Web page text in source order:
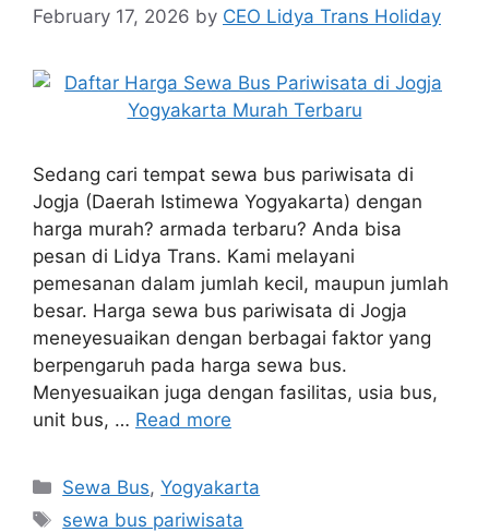
February 17, 2026 by CEO Lidya Trans Holiday
Sedang cari tempat sewa bus pariwisata di
Jogja (Daerah Istimewa Yogyakarta) dengan
harga murah? armada terbaru? Anda bisa
pesan di Lidya Trans. Kami melayani
pemesanan dalam jumlah kecil, maupun jumlah
besar. Harga sewa bus pariwisata di Jogja
meneyesuaikan dengan berbagai faktor yang
berpengaruh pada harga sewa bus.
Menyesuaikan juga dengan fasilitas, usia bus,
unit bus, … Read more
Categories
Sewa Bus,Yogyakarta
Tags
sewa bus pariwisata